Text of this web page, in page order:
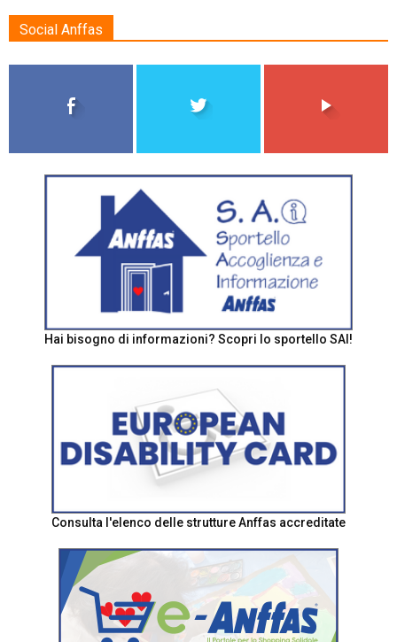
Social Anffas
Hai bisogno di informazioni? Scopri lo sportello SAI!
Consulta l'elenco delle strutture Anffas accreditate